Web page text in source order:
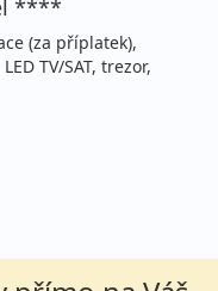
vlastní
****
(za příplatek),
TV/SAT, trezor,